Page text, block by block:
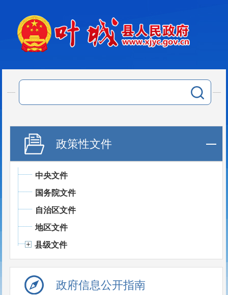
政策性文件
中央文件
国务院文件
自治区文件
地区文件
县级文件
政府信息公开指南